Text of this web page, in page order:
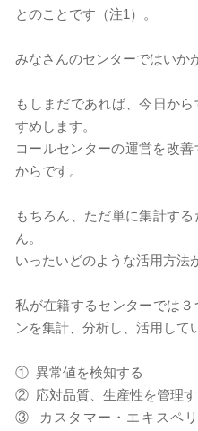
とのことです（注1）。
みなさんのセンターではいか
もしまだであれば、今日か
すめします。
コールセンターの運営を改
からです。
もちろん、ただ単に集計す
ん。
いったいどのような活用方法
私が在籍するセンターでは
ンを集計、分析し、活用して
① 異常値を検知する
② 応対品質、生産性を管理す
③ カスタマー・エキスペリ